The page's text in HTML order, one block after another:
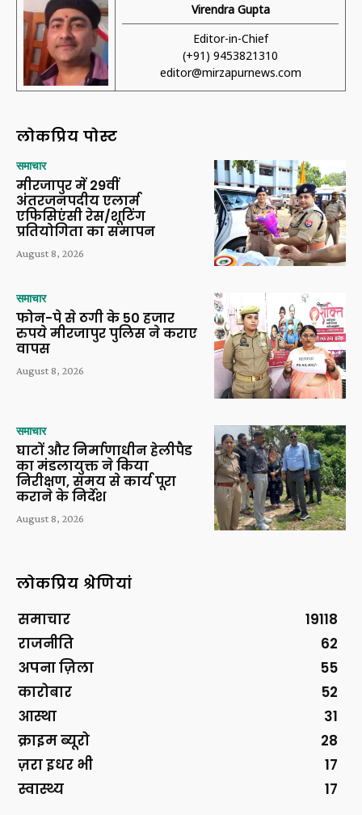
Virendra Gupta
Editor-in-Chief
(+91) 9453821310
editor@mirzapurnews.com
लोकप्रिय पोस्ट
समाचार
मीरजापुर में 29वीं
अंतरजनपदीय एलार्म
एफिसिएंसी रेस/शूटिंग
प्रतियोगिता का समापन
August 8, 2026
समाचार
फोन-पे से ठगी के 50 हजार
रुपये मीरजापुर पुलिस ने कराए
वापस
August 8, 2026
समाचार
घाटों और निर्माणाधीन हेलीपैड
का मंडलायुक्त ने किया
निरीक्षण, समय से कार्य पूरा
कराने के निर्देश
August 8, 2026
लोकप्रिय श्रेणियां
समाचार
19118
राजनीति
62
अपना ज़िला
55
कारोबार
52
आस्था
31
क्राइम ब्यूरो
28
ज़रा इधर भी
17
स्वास्थ्य
17